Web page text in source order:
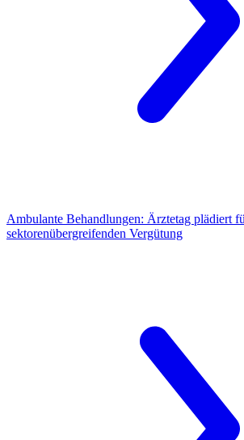
Ambulante Behandlungen: Ärztetag plädiert
sektorenübergreifenden Vergütung